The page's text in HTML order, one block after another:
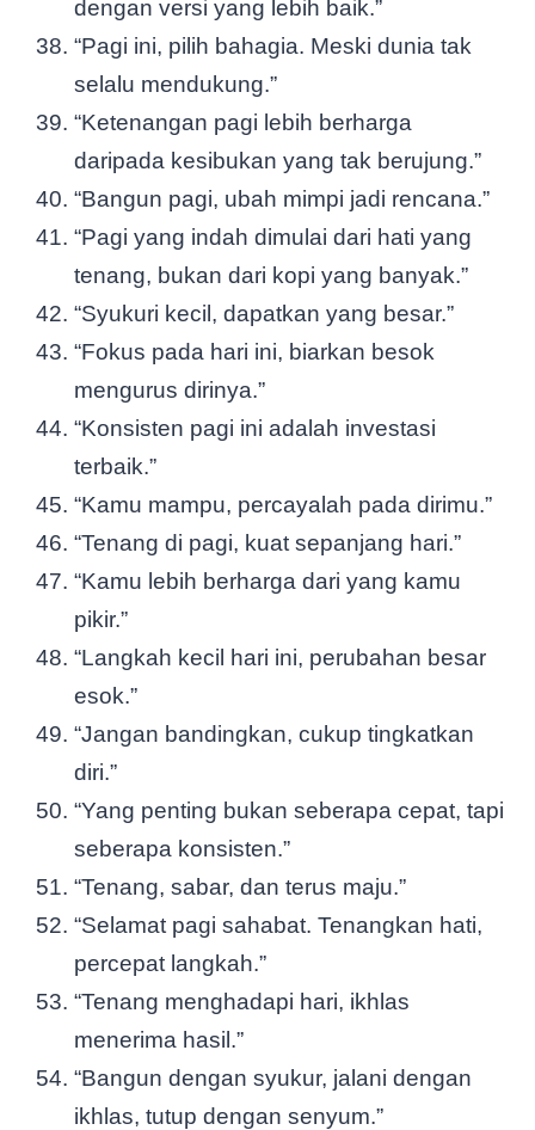
dengan versi yang lebih baik.”
“Pagi ini, pilih bahagia. Meski dunia tak
selalu mendukung.”
“Ketenangan pagi lebih berharga
daripada kesibukan yang tak berujung.”
“Bangun pagi, ubah mimpi jadi rencana.”
“Pagi yang indah dimulai dari hati yang
tenang, bukan dari kopi yang banyak.”
“Syukuri kecil, dapatkan yang besar.”
“Fokus pada hari ini, biarkan besok
mengurus dirinya.”
“Konsisten pagi ini adalah investasi
terbaik.”
“Kamu mampu, percayalah pada dirimu.”
“Tenang di pagi, kuat sepanjang hari.”
“Kamu lebih berharga dari yang kamu
pikir.”
“Langkah kecil hari ini, perubahan besar
esok.”
“Jangan bandingkan, cukup tingkatkan
diri.”
“Yang penting bukan seberapa cepat, tapi
seberapa konsisten.”
“Tenang, sabar, dan terus maju.”
“Selamat pagi sahabat. Tenangkan hati,
percepat langkah.”
“Tenang menghadapi hari, ikhlas
menerima hasil.”
“Bangun dengan syukur, jalani dengan
ikhlas, tutup dengan senyum.”